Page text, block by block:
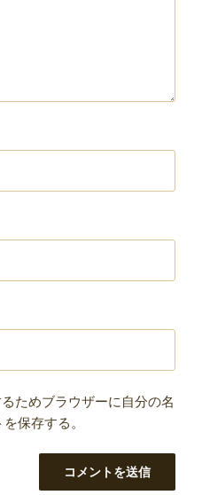
ためブラウザーに自分の名
保存する。